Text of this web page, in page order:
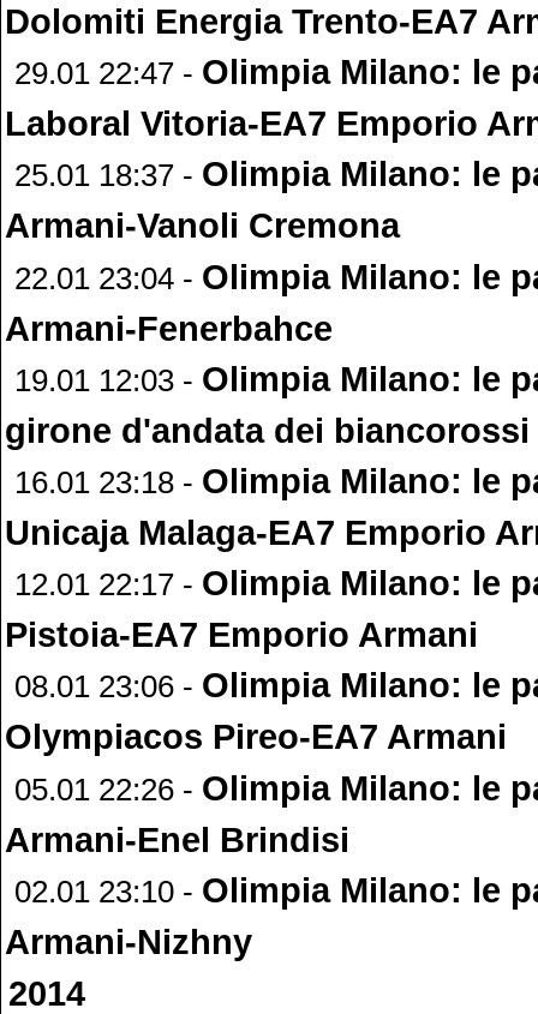
Dolomiti Energia Trento-EA7
29.01 22:47 - Olimpia Milano: le
Laboral Vitoria-EA7 Emporio
25.01 18:37 - Olimpia Milano: le
Armani-Vanoli Cremona
22.01 23:04 - Olimpia Milano: le
Armani-Fenerbahce
19.01 12:03 - Olimpia Milano: le
girone d'andata dei biancorossi
16.01 23:18 - Olimpia Milano: le
Unicaja Malaga-EA7 Emporio
12.01 22:17 - Olimpia Milano: le
Pistoia-EA7 Emporio Armani
08.01 23:06 - Olimpia Milano: le
Olympiacos Pireo-EA7 Armani
05.01 22:26 - Olimpia Milano: le
Armani-Enel Brindisi
02.01 23:10 - Olimpia Milano: le
Armani-Nizhny
2014